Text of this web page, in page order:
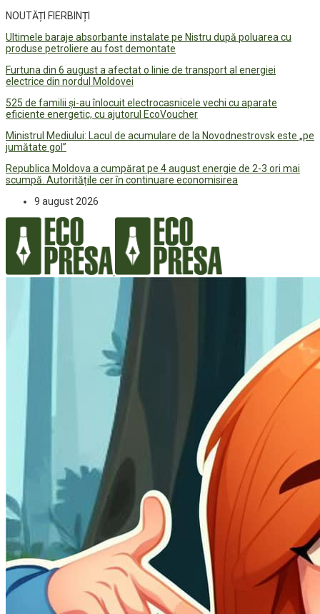
NOUTĂȚI FIERBINȚI
Ultimele baraje absorbante instalate pe Nistru după poluarea cu
produse petroliere au fost demontate
Furtuna din 6 august a afectat o linie de transport al energiei
electrice din nordul Moldovei
525 de familii și-au înlocuit electrocasnicele vechi cu aparate
eficiente energetic, cu ajutorul EcoVoucher
Ministrul Mediului: Lacul de acumulare de la Novodnestrovsk este „pe
jumătate gol”
Republica Moldova a cumpărat pe 4 august energie de 2-3 ori mai
scumpă. Autoritățile cer în continuare economisirea
9 august 2026